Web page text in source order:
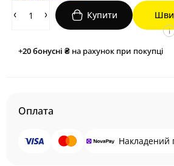
Купити
+20бонусні ₴ на рахунок при покупці
i
Оплата
Накладений